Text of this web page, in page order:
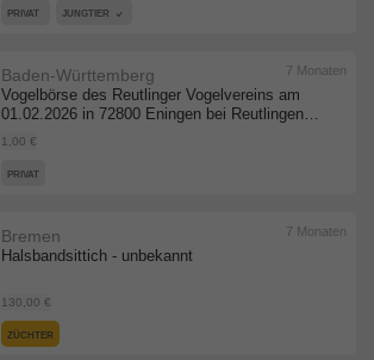
PRIVAT JUNGTIER
Vogelbörse des Reutlinger Vogelvereins am
01.02.2026 in 72800 Eningen bei Reutlingen,
Vogelbörse - unbekannt
Baden-Württemberg
1,00 €
7 Monaten
PRIVAT
Halsbandsittich - unbekannt
Bremen
130,00 €
7 Monaten
ZÜCHTER